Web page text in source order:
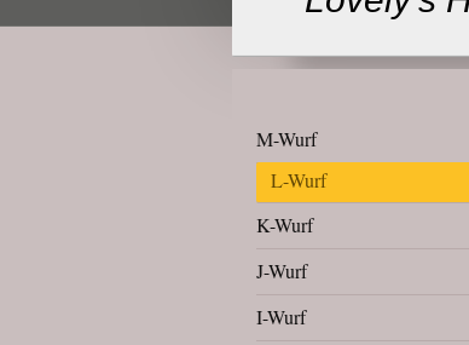
M-Wurf
L-Wurf
K-Wurf
J-Wurf
I-Wurf